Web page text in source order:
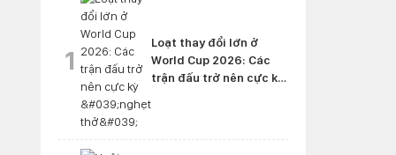
1
Loạt thay đổi lớn ở
World Cup 2026: Các
trận đấu trở nên cực kỳ